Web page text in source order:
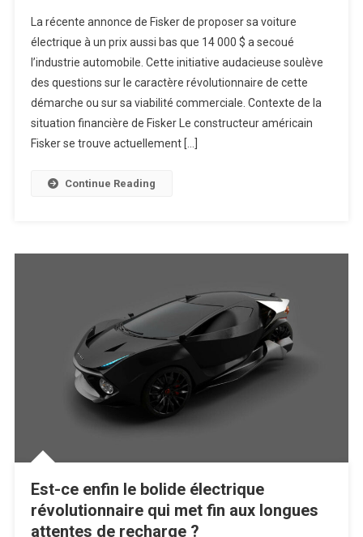
La récente annonce de Fisker de proposer sa voiture
électrique à un prix aussi bas que 14 000 $ a secoué
l’industrie automobile. Cette initiative audacieuse soulève
des questions sur le caractère révolutionnaire de cette
démarche ou sur sa viabilité commerciale. Contexte de la
situation financière de Fisker Le constructeur américain
Fisker se trouve actuellement […]
Continue Reading
Est-ce enfin le bolide électrique
révolutionnaire qui met fin aux longues
attentes de recharge ?